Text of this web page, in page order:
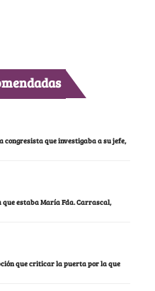
congresista que investigaba a su jefe,
estaba María Fda. Carrascal,
que criticar la puerta por la que